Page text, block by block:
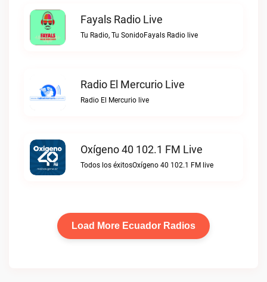
Fayals Radio Live
Tu Radio, Tu SonidoFayals Radio live
Radio El Mercurio Live
Radio El Mercurio live
Oxígeno 40 102.1 FM Live
Todos los éxitosOxígeno 40 102.1 FM live
Load More Ecuador Radios